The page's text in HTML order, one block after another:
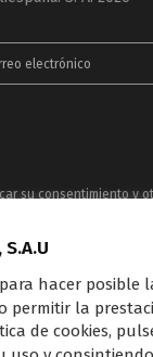
su consentimiento y
canales en
experiencia en la
S.A.U
hacer posible
permitir la
de cookies,